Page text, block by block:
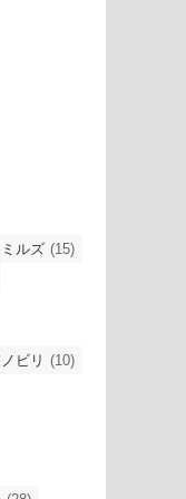
ルズ (15)
ビリ (10)